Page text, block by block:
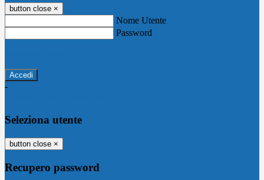
button close ×
Nome Utente
Password
-
Seleziona utente
button close ×
Recupero password